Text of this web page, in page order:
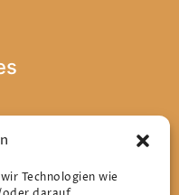
Technologien wie